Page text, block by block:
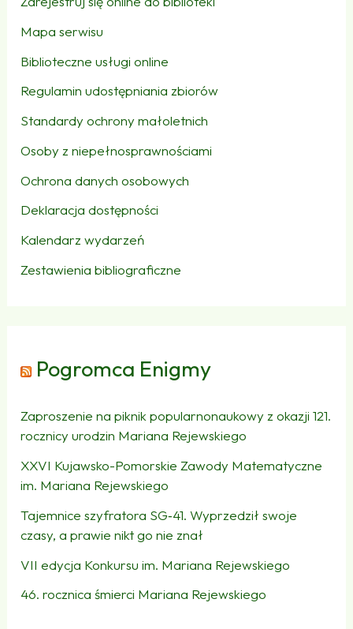
Mapa serwisu
Biblioteczne usługi online
Regulamin udostępniania zbiorów
Standardy ochrony małoletnich
Osoby z niepełnosprawnościami
Ochrona danych osobowych
Deklaracja dostępności
Kalendarz wydarzeń
Zestawienia bibliograficzne
Pogromca Enigmy
Zaproszenie na piknik popularnonaukowy z okazji 121.
rocznicy urodzin Mariana Rejewskiego
XXVI Kujawsko-Pomorskie Zawody Matematyczne
im. Mariana Rejewskiego
Tajemnice szyfratora SG‑41. Wyprzedził swoje
czasy, a prawie nikt go nie znał
VII edycja Konkursu im. Mariana Rejewskiego
46. rocznica śmierci Mariana Rejewskiego